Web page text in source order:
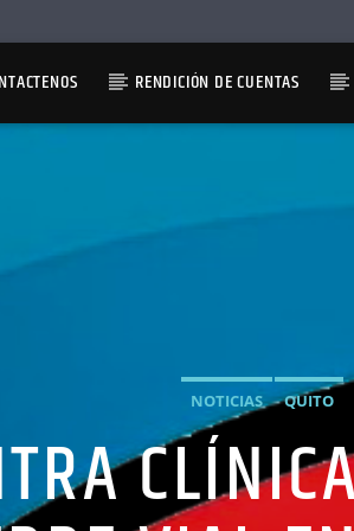
RENDICIÓN DE CUENTAS
NOTICIAS QUITO